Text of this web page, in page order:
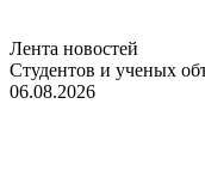
Лента новостей
Студентов и ученых
06.08.2026